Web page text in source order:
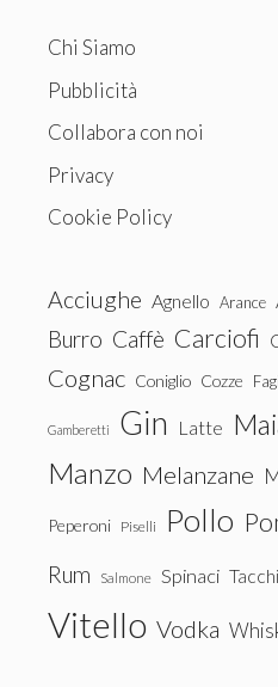
Chi Siamo
Pubblicità
Collabora con noi
Privacy
Cookie Policy
Acciughe Agnello Arance
Burro Caffè Carciofi
Cognac Coniglio Cozze
Gamberetti Gin Latte
Manzo Melanzane
Peperoni Piselli Pollo
Rum Salmone Spinaci
Vitello Vodka